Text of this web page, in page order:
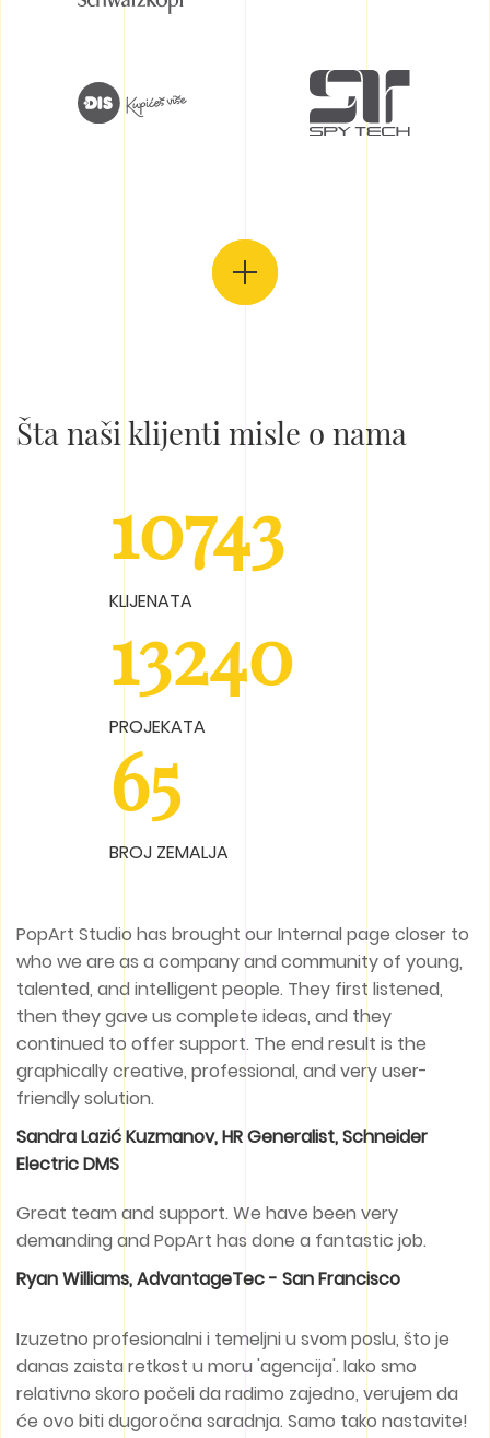
Šta naši klijenti misle o nama
10743
KLIJENATA
13240
PROJEKATA
65
BROJ ZEMALJA
PopArt Studio has brought our Internal page closer to
who we are as a company and community of young,
talented, and intelligent people. They first listened,
then they gave us complete ideas, and they
continued to offer support. The end result is the
graphically creative, professional, and very user-
friendly solution.
Sandra Lazić Kuzmanov, HR Generalist, Schneider
Electric DMS
Great team and support. We have been very
demanding and PopArt has done a fantastic job.
Ryan Williams, AdvantageTec - San Francisco
Izuzetno profesionalni i temeljni u svom poslu, što je
danas zaista retkost u moru 'agencija'. Iako smo
relativno skoro počeli da radimo zajedno, verujem da
će ovo biti dugoročna saradnja. Samo tako nastavite!